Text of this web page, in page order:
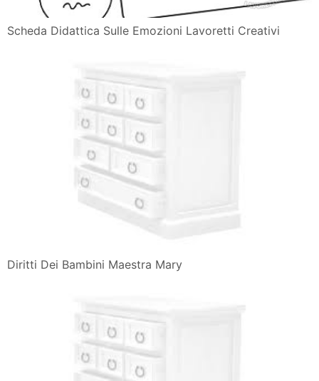
Scheda Didattica Sulle Emozioni Lavoretti Creativi
Diritti Dei Bambini Maestra Mary